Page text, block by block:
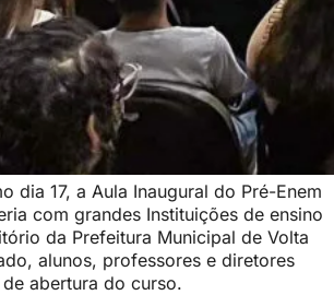
dia 17, a Aula Inaugural do Pré-Enem
com grandes Instituições de ensino
da Prefeitura Municipal de Volta
alunos, professores e diretores
abertura do curso.